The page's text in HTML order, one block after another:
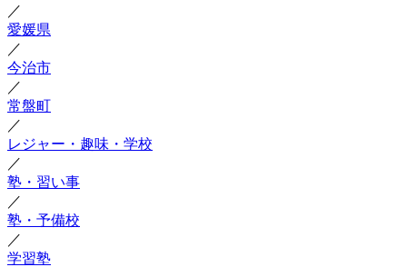
／
愛媛県
／
今治市
／
常盤町
／
レジャー・趣味・学校
／
塾・習い事
／
塾・予備校
／
学習塾